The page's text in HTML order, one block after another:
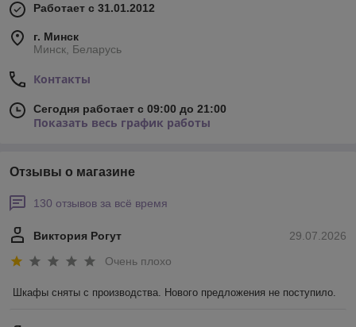
Работает с 31.01.2012
г. Минск
Минск, Беларусь
Контакты
Сегодня работает с 09:00 до 21:00
Показать весь график работы
Отзывы о магазине
130 отзывов за всё время
29.07.2026
Виктория Рогут
Очень плохо
Шкафы сняты с производства. Нового предложения не поступило.